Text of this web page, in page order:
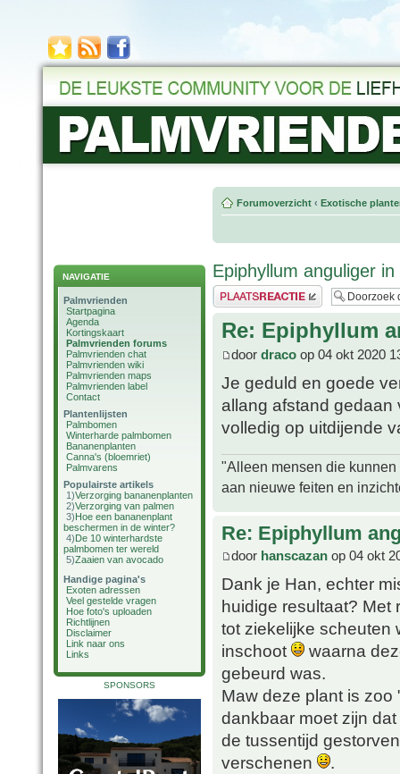
NAVIGATIE
Palmvrienden
Startpagina
Agenda
Kortingskaart
Palmvrienden forums
Palmvrienden chat
Palmvrienden wiki
Palmvrienden maps
Palmvrienden label
Contact
Plantenlijsten
Palmbomen
Winterharde palmbomen
Bananenplanten
Canna's (bloemriet)
Palmvarens
Populairste artikels
1)Verzorging bananenplanten
2)Verzorging van palmen
3)Hoe een bananenplant
beschermen in de winter?
4)De 10 winterhardste
palmbomen ter wereld
5)Zaaien van avocado
Handige pagina's
Exoten adressen
Veel gestelde vragen
Hoe foto's uploaden
Richtlijnen
Disclaimer
Link naar ons
Links
SPONSORS
Forumoverzicht ‹ Exotische
Epiphyllum anguliger
Plaats een reactie
Re: Epiphyllum
door draco op 04 okt 2020
Je geduld en goede
allang afstand gedaan
volledig op uitdijende
"Alleen mensen die
aan nieuwe feiten en
Re: Epiphyllum
door hanscazan op 04 okt
Dank je Han, echter
huidige resultaat? Met
tot ziekelijke scheuten
inschoot
waarna
gebeurd was.
Maw deze plant is
dankbaar moet zijn
de tussentijd
verschenen
.